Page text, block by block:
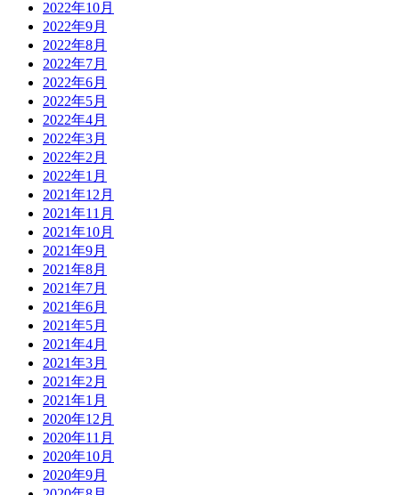
2022年10月
2022年9月
2022年8月
2022年7月
2022年6月
2022年5月
2022年4月
2022年3月
2022年2月
2022年1月
2021年12月
2021年11月
2021年10月
2021年9月
2021年8月
2021年7月
2021年6月
2021年5月
2021年4月
2021年3月
2021年2月
2021年1月
2020年12月
2020年11月
2020年10月
2020年9月